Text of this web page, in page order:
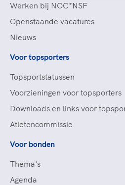
Werken bij NOC*NSF
Openstaande vacatures
Nieuws
Voor topsporters
Topsportstatussen
Voorzieningen voor topsporters
Downloads en links voor
Atletencommissie
Voor bonden
Thema's
Agenda